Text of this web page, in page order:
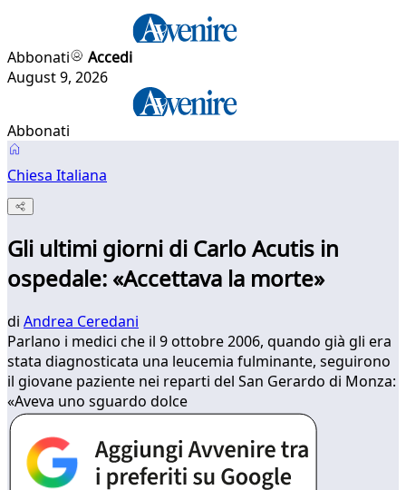
Abbonati
Accedi
August 9, 2026
Abbonati
Chiesa Italiana
Gli ultimi giorni di Carlo Acutis in
ospedale: «Accettava la morte»
di Andrea Ceredani
Parlano i medici che il 9 ottobre 2006, quando già gli era
stata diagnosticata una leucemia fulminante, seguirono
il giovane paziente nei reparti del San Gerardo di Monza:
«Aveva uno sguardo dolce